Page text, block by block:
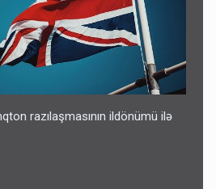
razılaşmasının ildönümü ilə